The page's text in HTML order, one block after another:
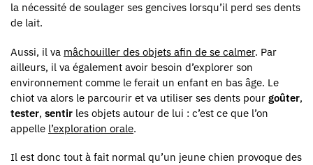
la nécessité de soulager ses gencives lorsqu’il perd ses dents
de lait.
Aussi, il va mâchouiller des objets afin de se calmer. Par
ailleurs, il va également avoir besoin d’explorer son
environnement comme le ferait un enfant en bas âge. Le
chiot va alors le parcourir et va utiliser ses dents pour goûter,
tester, sentir les objets autour de lui : c’est ce que l’on
appelle l’exploration orale.
Il est donc tout à fait normal qu’un jeune chien provoque des